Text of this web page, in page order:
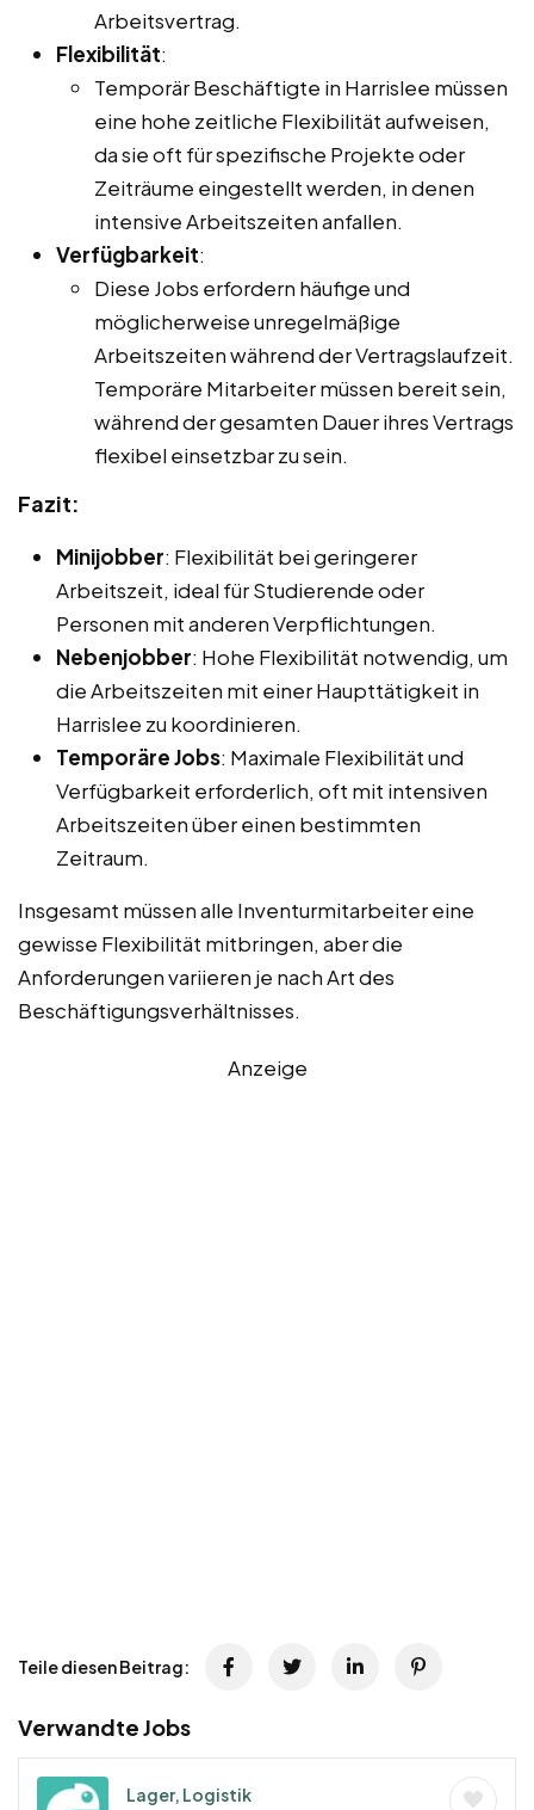
Arbeitsvertrag.
Flexibilität:
Temporär Beschäftigte in Harrislee müssen
eine hohe zeitliche Flexibilität aufweisen,
da sie oft für spezifische Projekte oder
Zeiträume eingestellt werden, in denen
intensive Arbeitszeiten anfallen.
Verfügbarkeit:
Diese Jobs erfordern häufige und
möglicherweise unregelmäßige
Arbeitszeiten während der Vertragslaufzeit.
Temporäre Mitarbeiter müssen bereit sein,
während der gesamten Dauer ihres Vertrags
flexibel einsetzbar zu sein.
Fazit:
Minijobber: Flexibilität bei geringerer
Arbeitszeit, ideal für Studierende oder
Personen mit anderen Verpflichtungen.
Nebenjobber: Hohe Flexibilität notwendig, um
die Arbeitszeiten mit einer Haupttätigkeit in
Harrislee zu koordinieren.
Temporäre Jobs: Maximale Flexibilität und
Verfügbarkeit erforderlich, oft mit intensiven
Arbeitszeiten über einen bestimmten
Zeitraum.
Insgesamt müssen alle Inventurmitarbeiter eine
gewisse Flexibilität mitbringen, aber die
Anforderungen variieren je nach Art des
Beschäftigungsverhältnisses.
Anzeige
Teile diesen Beitrag:
Verwandte Jobs
Lager, Logistik